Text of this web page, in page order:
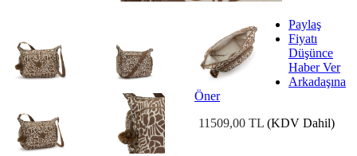
Paylaş
Fiyatı
Düşünce
Haber Ver
Arkadaşına
Öner
11509,00 TL (KDV Dahil)